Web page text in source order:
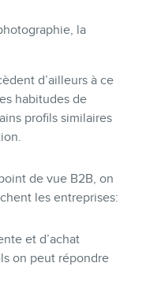
la
d’ailleurs à ce
habitudes de
profils similaires
de vue B2B, on
les entreprises:
et d’achat
on peut répondre